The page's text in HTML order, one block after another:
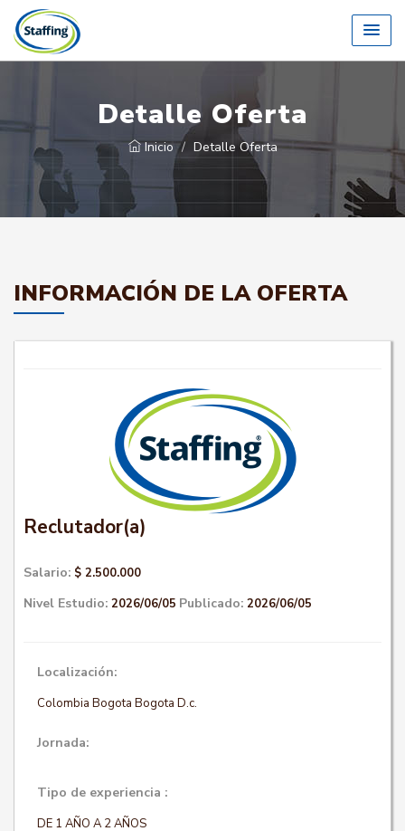
Detalle Oferta
Inicio Detalle Oferta
INFORMACIÓN DE LA OFERTA
Reclutador(a)
Salario: $ 2.500.000
Nivel Estudio: 2026/06/05 Publicado: 2026/06/05
Localización:
Colombia Bogota Bogota D.c.
Jornada:
Tipo de experiencia :
DE 1 AÑO A 2 AÑOS